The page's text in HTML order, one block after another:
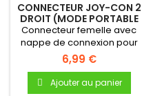
CONNECTEUR JOY-CON 2
DROIT (MODE PORTABLE
& CHARGEMENT)
Connecteur femelle avec
nappe de connexion pour
Joycon 2 DROIT Permet de...
6,99 €
Ajouter au panier